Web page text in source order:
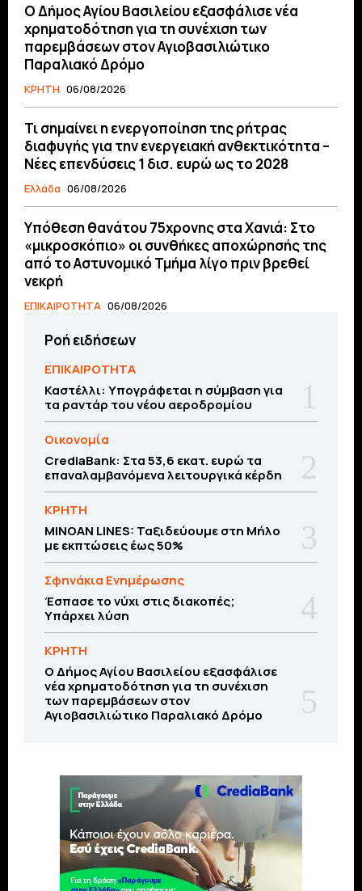
O Δήμος Αγίου Βασιλείου εξασφάλισε νέα
χρηματοδότηση για τη συνέχιση των
παρεμβάσεων στον Αγιοβασιλιώτικο
Παραλιακό Δρόμο
ΚΡΗΤΗ 06/08/2026
Τι σημαίνει η ενεργοποίηση της ρήτρας
διαφυγής για την ενεργειακή ανθεκτικότητα –
Νέες επενδύσεις 1 δισ. ευρώ ως το 2028
Ελλάδα 06/08/2026
Υπόθεση θανάτου 75χρονης στα Χανιά: Στο
«μικροσκόπιο» οι συνθήκες αποχώρησής της
από το Αστυνομικό Τμήμα λίγο πριν βρεθεί
νεκρή
ΕΠΙΚΑΙΡΟΤΗΤΑ 06/08/2026
Ροή ειδήσεων
ΕΠΙΚΑΙΡΟΤΗΤΑ
Καστέλλι: Υπογράφεται η σύμβαση για
τα ραντάρ του νέου αεροδρομίου
Οικονομία
CrediaBank: Στα 53,6 εκατ. ευρώ τα
επαναλαμβανόμενα λειτουργικά κέρδη
ΚΡΗΤΗ
MINOAN LINES: Ταξιδεύουμε στη Μήλο
με εκπτώσεις έως 50%
Σφηνάκια Ενημέρωσης
Έσπασε το νύχι στις διακοπές;
Υπάρχει λύση
ΚΡΗΤΗ
O Δήμος Αγίου Βασιλείου εξασφάλισε
νέα χρηματοδότηση για τη συνέχιση
των παρεμβάσεων στον
Αγιοβασιλιώτικο Παραλιακό Δρόμο